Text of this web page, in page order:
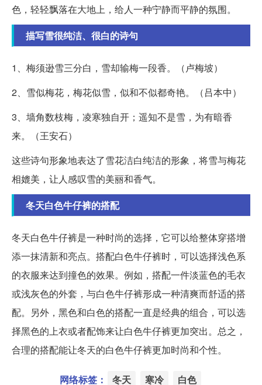
色，轻轻飘落在大地上，给人一种宁静而平静的氛围。
描写雪很纯洁、很白的诗句
1、梅须逊雪三分白，雪却输梅一段香。（卢梅坡）
2、雪似梅花，梅花似雪，似和不似都奇艳。（吕本中）
3、墙角数枝梅，凌寒独自开；遥知不是雪，为有暗香
来。（王安石）
这些诗句形象地表达了雪花洁白纯洁的形象，将雪与梅花
相媲美，让人感叹雪的美丽和香气。
冬天白色牛仔裤的搭配
冬天白色牛仔裤是一种时尚的选择，它可以给整体穿搭增
添一抹清新和亮点。搭配白色牛仔裤时，可以选择浅色系
的衣服来达到撞色的效果。例如，搭配一件淡蓝色的毛衣
或浅灰色的外套，与白色牛仔裤形成一种清爽而舒适的搭
配。另外，黑色和白色的搭配一直是经典的组合，可以选
择黑色的上衣或者配饰来让白色牛仔裤更加突出。总之，
合理的搭配能让冬天的白色牛仔裤更加时尚和个性。
网络标签： 冬天 寒冷 白色